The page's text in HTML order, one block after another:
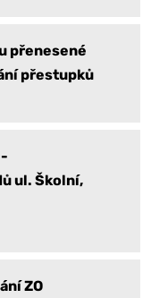
přenesené
přestupků
ul. Školní,
ZO